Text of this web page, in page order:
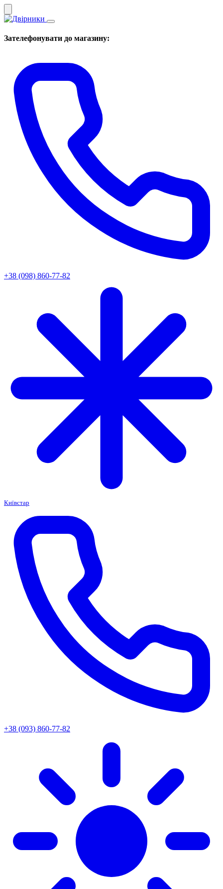
Зателефонувати до магазину:
+38 (098) 860-77-82
Київстар
+38 (093) 860-77-82